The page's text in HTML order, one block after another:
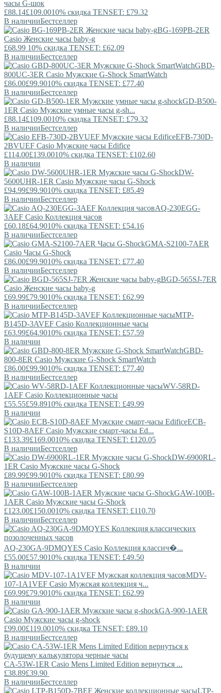
часы G-шок
£88.14£109.0010% скидка TENSET: £79.32
В наличииБестселлер
BG-169PB-2ER
Casio Женские часы baby-g
£68.99 10% скидка TENSET: £62.09
В наличииБестселлер
GBD-
800UC-3ER Casio Мужские G-Shock SmartWatch
£86.00£99.9010% скидка TENSET: £77.40
В наличииБестселлер
GD-B500-
1ER Casio Мужские умные часы g-sh...
£88.14£109.0010% скидка TENSET: £79.32
В наличииБестселлер
EFB-730D-
2BVUEF Casio Мужские часы Edifice
£114.00£139.0010% скидка TENSET: £102.60
В наличии
DW-
5600UHR-1ER Casio Мужские часы G-Shock
£94.99£99.9010% скидка TENSET: £85.49
В наличииБестселлер
AQ-230EGG-
3AEF Casio Коллекция часов
£60.18£64.9010% скидка TENSET: £54.16
В наличииБестселлер
GMA-S2100-7AER
Casio Часы G-Shock
£86.00£99.9010% скидка TENSET: £77.40
В наличииБестселлер
BGD-565SJ-7ER
Casio Женские часы baby-g
£69.99£79.9010% скидка TENSET: £62.99
В наличииБестселлер
MTP-
B145D-3AVEF Casio Коллекционные часы
£63.99£64.9010% скидка TENSET: £57.59
В наличии
GBD-
800-8ER Casio Мужские G-Shock SmartWatch
£86.00£99.9010% скидка TENSET: £77.40
В наличииБестселлер
WV-58RD-
1AEF Casio Коллекционные часы
£55.55£59.8910% скидка TENSET: £49.99
В наличии
ECB-
S10D-8AEF Casio Мужские смарт-часы Ed...
£133.39£169.0010% скидка TENSET: £120.05
В наличииБестселлер
DW-6900RL-
1ER Casio Мужские часы G-Shock
£89.99£99.9010% скидка TENSET: £80.99
В наличииБестселлер
GAW-100B-
1AER Casio Мужские часы G-Shock
£123.00£150.0010% скидка TENSET: £110.70
В наличииБестселлер
AQ-230GA-9DMQYES Casio Коллекция классич�...
£55.00£57.9010% скидка TENSET: £49.50
В наличии
MDV-
107-1A1VEF Casio Мужская коллекция ч...
£69.99£79.9010% скидка TENSET: £62.99
В наличии
GA-900-1AER
Casio Мужские часы g-shock
£99.00£119.0010% скидка TENSET: £89.10
В наличииБестселлер
CA-53W-1ER Casio Mens Limited Edition вернуться ...
£38.89£39.90
В наличииБестселлер
LTP-